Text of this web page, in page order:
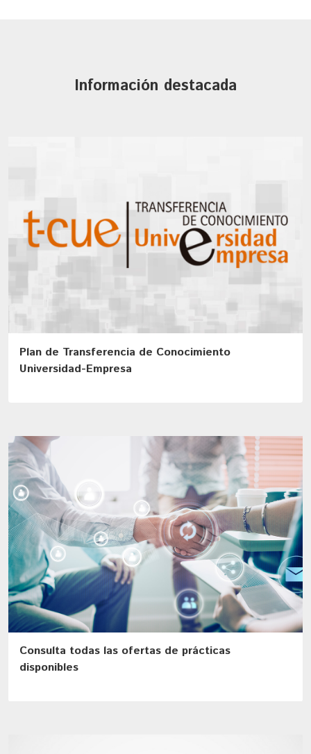
Información destacada
Plan de Transferencia de Conocimiento
Universidad-Empresa
Consulta todas las ofertas de prácticas
disponibles